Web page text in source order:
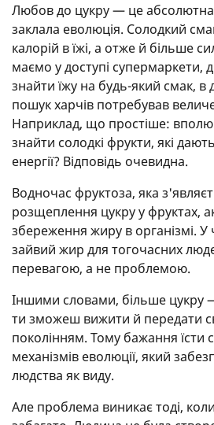
Любов до цукру — це абсолютна
заклала еволюція. Солодкий
калорій в їжі, а отже й більше
маємо у доступі супермаркети,
знайти їжу на будь-який смак, в
пошук харчів потребував
Наприклад, що простіше:
знайти солодкі фрукти, які
енергії? Відповідь очевидна.
Водночас фруктоза, яка
розщеплення цукру у фруктах,
збереження жиру в організмі. У
зайвий жир для тогочасних
перевагою, а не проблемою.
Іншими словами, більше цукру
ти зможеш вижити й передати
поколінням. Тому бажання їсти
механізмів еволюції, який
людства як виду.
Але проблема виникає тоді,